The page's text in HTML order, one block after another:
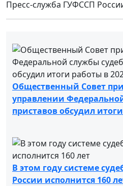
Пресс-служба ГУФССП
Общественный Совет
управлении
приставов обсудил
В этом году системе
России исполнится 160